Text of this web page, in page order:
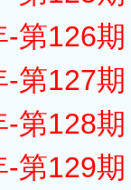
-第126
-第127
-第128
-第129